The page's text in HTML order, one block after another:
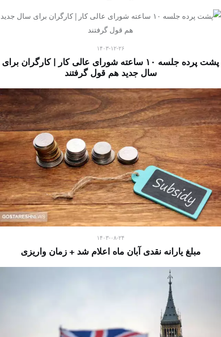
۱۴۰۳-۱۲-۲۶
پشت پرده جلسه ۱۰ ساعته شورای عالی کار | کارگران برای
سال جدید هم قول گرفتند
۱۴۰۳-۰۸-۲۴
مبلغ یارانه نقدی آبان ماه اعلام شد + زمان واریزی